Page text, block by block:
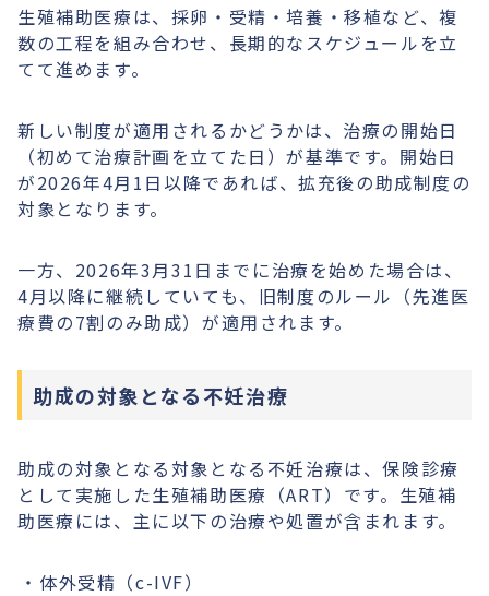
生殖補助医療は、採卵・受精・培養・移植など、複
数の工程を組み合わせ、長期的なスケジュールを立
てて進めます。
新しい制度が適用されるかどうかは、治療の開始日
（初めて治療計画を立てた日）が基準です。開始日
が2026年4月1日以降であれば、拡充後の助成制度の
対象となります。
一方、2026年3月31日までに治療を始めた場合は、
4月以降に継続していても、旧制度のルール（先進医
療費の7割のみ助成）が適用されます。
助成の対象となる不妊治療
助成の対象となる対象となる不妊治療は、保険診療
として実施した生殖補助医療（ART）です。生殖補
助医療には、主に以下の治療や処置が含まれます。
体外受精（c-IVF）